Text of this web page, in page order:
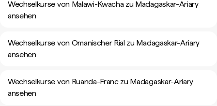
Wechselkurse von Malawi-Kwacha zu Madagaskar-Ariary
ansehen
Wechselkurse von Omanischer Rial zu Madagaskar-Ariary
ansehen
Wechselkurse von Ruanda-Franc zu Madagaskar-Ariary
ansehen